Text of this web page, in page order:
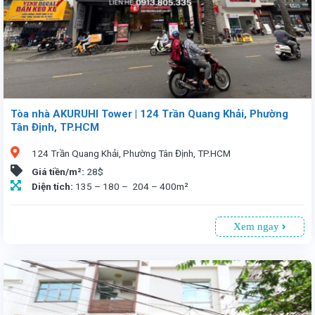
Tòa nhà AKURUHI Tower | 124 Trần Quang Khải, Phường
Tân Định, TP.HCM
124 Trần Quang Khải, Phường Tân Định, TP.HCM
Giá tiền/m²: 28$
Diện tích: 135 – 180 – 204 – 400m²
Xem ngay